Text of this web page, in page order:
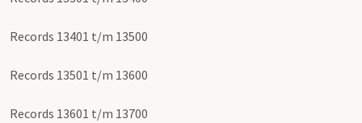
Records 13401 t/m 13500
Records 13501 t/m 13600
Records 13601 t/m 13700